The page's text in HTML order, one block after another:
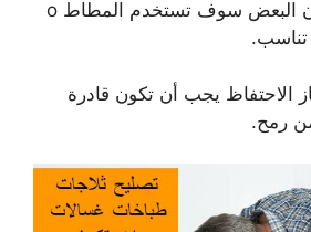
إلى رمح، في حين أن البعض سوف تستخدم المطاط o
تناسب.
الاحتفاظ يجب أن تكون قادرة
رمح.